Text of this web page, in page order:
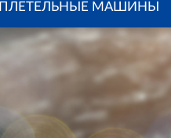
ПЛЕТЕЛЬНЫЕ МАШИНЫ